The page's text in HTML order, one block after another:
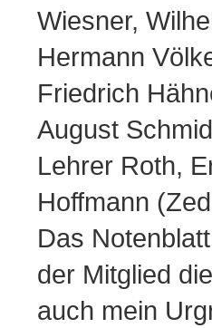
Wiesner,
Hermann
Friedrich
August
Lehrer Roth,
Hoffmann
Das
der Mitglied
auch mein